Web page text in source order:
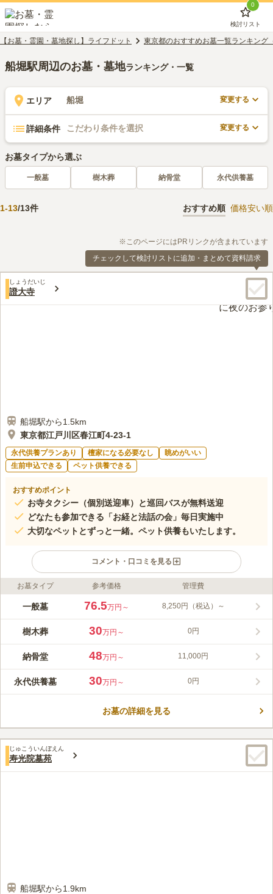
0
検討リスト
【お墓・霊園・墓地探し】ライフドット 東京都のおすすめお墓一覧ランキング
船堀駅周辺のお墓・墓地ランキング・一覧
エリア 船堀 変更する
詳細条件 こだわり条件を選択 変更する
お墓タイプから選ぶ
一般墓 樹木葬 納骨堂 永代供養墓
1-13/13件 おすすめ順 価格安い順
※このページにはPRリンクが含まれています
チェックして検討リストに追加・まとめて資料請求
しょうだいじ
證大寺
船堀駅から1.5km
東京都江戸川区春江町4-23-1
永代供養プランあり 檀家になる必要なし
眺めがいい
生前申込できる
ペット供養できる
おすすめポイント
お寺タクシー（個別送迎車）と巡回バスが無料送迎
どなたも参加できる「お経と法話の会」毎日実施中
大切なペットとずっと一緒。ペット供養もいたします。
コメント・口コミを見る
ライフドット編集部のコメント
自然豊かな證大寺墓苑は、400年以上の歴史を持つ浄土真宗の寺
す。閑静な住宅地にあり、夏祭りや餅つきなど地域行事も盛ん
で、親しみやすい雰囲気が魅力です。 申込者はお寺の行事や仏
っています。お墓は一般墓と永代供養墓があり、生前予約も可能
です。多くの方が合葬されているため、お参りやお供えの花が絶
えることはありません。 さらに、「夜のお参り」が日本テレビ
「ZIP!」、TBS「ニュース23」、フジテレビ「めざましテレ
ビ」、テレビ朝日「有働Times」、読売新聞にて紹介され、多く
みんなの評価
4.3
歩いて5分ほどのところに、10人程度なら食事ができるお店もあるので、電
口コミの続きを読む
お墓タイプ 参考価格 管理費
一般墓 76.5万円～ 8,250円（税込）～
樹木葬 30万円～ 0円
納骨堂 48万円～ 11,000円
永代供養墓 30万円～ 0円
お墓の詳細を見る
じゅこういんぼえん
寿光院墓苑
船堀駅から1.9km